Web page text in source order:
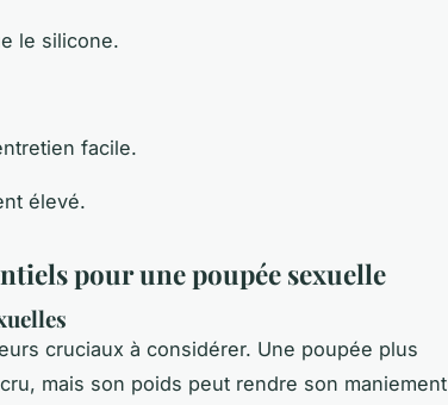
le silicone.
facile.
élevé.
pour une poupée sexuelle
cruciaux à considérer. Une poupée plus
mais son poids peut rendre son maniement